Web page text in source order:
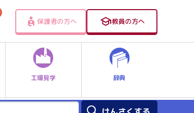
保護者の方へ 教員の方へ
工場見学 辞典